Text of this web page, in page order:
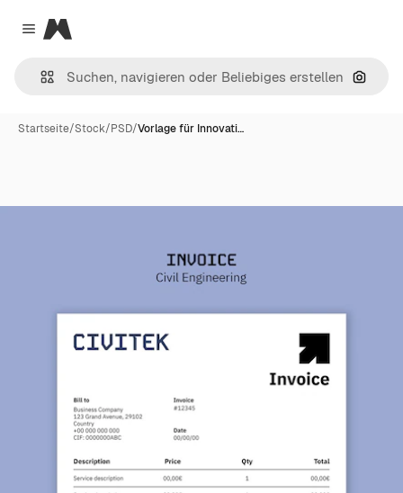
Close menu
Magnific
Nach
Startseite/Stock/PSD/Vorlage für Innovati…